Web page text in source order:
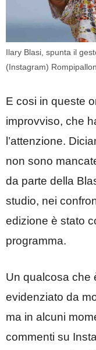
Ilary Blasi, spunta il
(Instagram)
E cosi in queste
improvviso, che
l’attenzione.
non sono
da parte della
studio, nei
edizione è stato
programma.
Un qualcosa che
evidenziato da
ma in alcuni
commenti su